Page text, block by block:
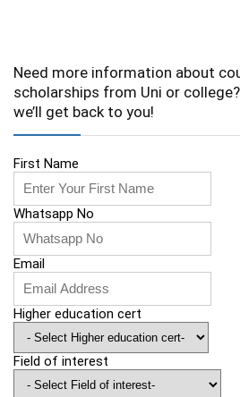
Need more information about
scholarships from Uni or
we’ll get back to you!
First Name
Whatsapp No
Email
Higher education cert
Field of interest